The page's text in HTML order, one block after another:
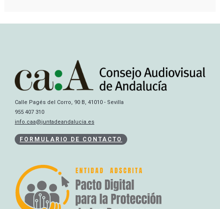
Calle Pagés del Corro, 90 B, 41010 - Sevilla
955 407 310
info.caa@juntadeandalucia.es
FORMULARIO DE CONTACTO